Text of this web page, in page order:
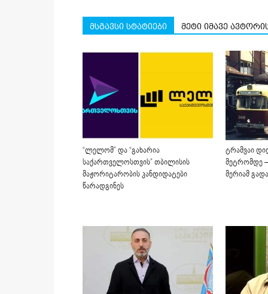
მსგავსი სტატიები მეტი იმავე
“ლელომ” და “გახარია
საქართველოსთვის” თბილისის
მაჟორიტარობის კანდიდატები
წარადგინეს
ტრამვაი
მეტრომდე
მერიამ